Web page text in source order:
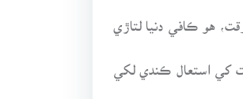
هو ڪافي دنيا لتاڙي
کي استعال ڪندي لکي